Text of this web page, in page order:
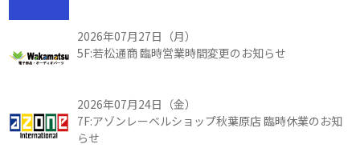
2026年07月27日（月）
5F:若松通商 臨時営業時間変更のお知らせ
2026年07月24日（金）
7F:アゾンレーベルショップ秋葉原店 臨時休業のお知
らせ